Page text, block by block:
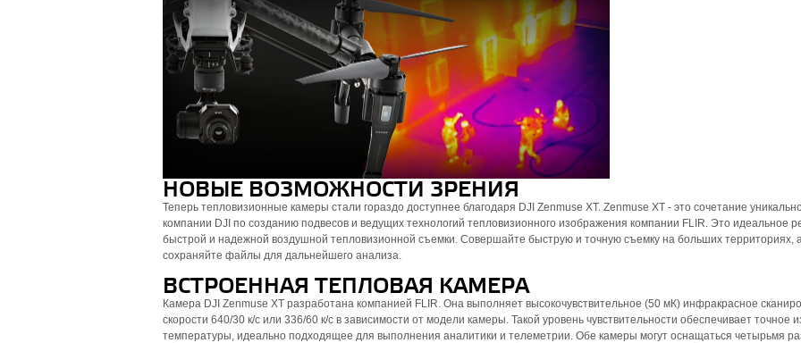
НОВЫЕ ВОЗМОЖНОСТИ ЗРЕНИЯ
Теперь тепловизионные камеры стали гораздо доступнее благодаря DJI Zenmuse XT. Zenmuse XT - это сочетание
компании DJI по созданию подвесов и ведущих технологий тепловизионного изображения компании FLIR. Это идеальное
быстрой и надежной воздушной тепловизионной съемки. Совершайте быструю и точную съемку на больших территориях,
сохраняйте файлы для дальнейшего анализа.
ВСТРОЕННАЯ ТЕПЛОВАЯ КАМЕРА
Камера DJI Zenmuse XT разработана компанией FLIR. Она выполняет высокочувствительное (50 мК) инфракрасное
скорости 640/30 к/с или 336/60 к/с в зависимости от модели камеры. Такой уровень чувствительности обеспечивает точное
температуры, идеально подходящее для выполнения аналитики и телеметрии. Обе камеры могут оснащаться четырьмя